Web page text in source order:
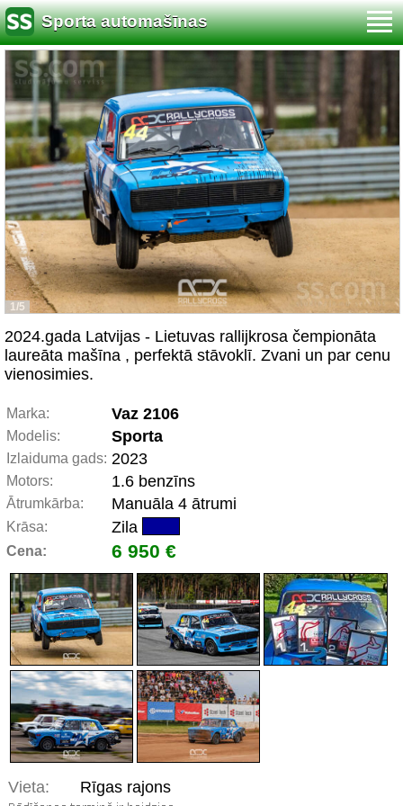
Sporta automašīnas
1/5
2024.gada Latvijas - Lietuvas rallijkrosa čempionāta
laureāta mašīna , perfektā stāvoklī. Zvani un par cenu
vienosimies.
Marka: Vaz 2106
Modelis: Sporta
Izlaiduma gads: 2023
Motors: 1.6 benzīns
Ātrumkārba: Manuāla 4 ātrumi
Krāsa: Zila
Cena: 6 950 €
Vieta: Rīgas rajons